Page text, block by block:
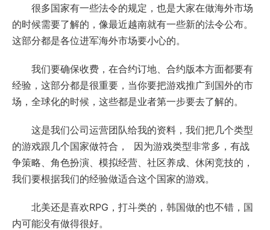
很多国家有一些法令的规定，也是大家在做海外市场
的时候需要了解的，像最近越南就有一些新的法令公布。
这部分都是各位进军海外市场要小心的。
我们要确保收费，在合约订地、合约版本方面都要有
经验，这部分都是很重要，当你要把游戏推广到国外的市
场，全球化的时候，这些都是业者第一步要去了解的。
这是我们公司运营团队给我的资料，我们把几个类型
的游戏跟几个国家做符合， 因为游戏类型非常多，有战
争策略、角色扮演、模拟经营、社区养成、休闲竞技的，
我们要根据我们的经验做适合这个国家的游戏。
北美还是喜欢RPG，打斗类的，韩国做的也不错，国
内可能没有做得很好。